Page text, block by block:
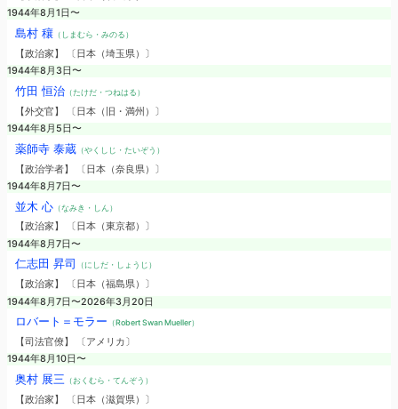
1944年8月1日〜
島村 穰（しまむら・みのる）
【政治家】 〔日本（埼玉県）〕
1944年8月3日〜
竹田 恒治（たけだ・つねはる）
【外交官】 〔日本（旧・満州）〕
1944年8月5日〜
薬師寺 泰蔵（やくしじ・たいぞう）
【政治学者】 〔日本（奈良県）〕
1944年8月7日〜
並木 心（なみき・しん）
【政治家】 〔日本（東京都）〕
1944年8月7日〜
仁志田 昇司 （にしだ・しょうじ）
【政治家】 〔日本（福島県）〕
1944年8月7日〜2026年3月20日
ロバート＝モラー （Robert Swan Mueller）
【司法官僚】 〔アメリカ〕
1944年8月10日〜
奥村 展三 （おくむら・てんぞう）
【政治家】 〔日本（滋賀県）〕